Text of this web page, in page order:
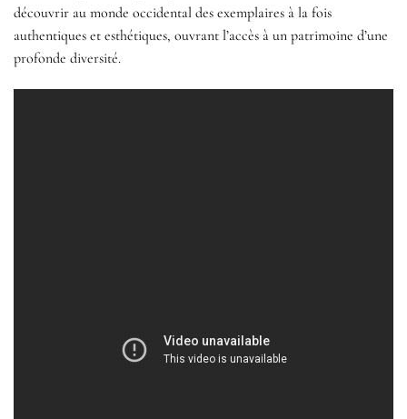
découvrir au monde occidental des exemplaires à la fois
authentiques et esthétiques, ouvrant l’accès à un patrimoine d’une
profonde diversité.